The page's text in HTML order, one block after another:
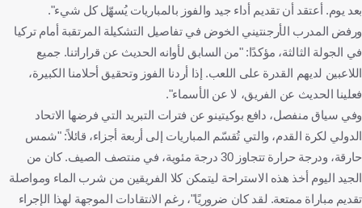
بعد يوم. أعتقد أن تقديم أداء جيد والفوز بالمباريات يُسهّل كل شيء".
ورفض المدرب الأرجنتيني الخوض في تفاصيل التشكيلة المرتقبة أمام تركيا
في الجولة الثالثة، مؤكدًا: "من السابق لأوانه الحديث عن قراراتنا. جميع
اللاعبين لديهم القدرة على اللعب. إذا أردنا الفوز وتحقيق أحلامنا الكبيرة،
فعلينا الحديث عن الفريق، لا عن الأسماء".
وفي سياق منفصل، دافع بوكيتينو عن فترات التبريد التي فرضها الاتحاد
الدولي لكرة القدم، والتي تُقسّم المباريات إلى أربعة أجزاء، قائلاً: "شمس
حارقة، ودرجة حرارة تتجاوز 30 درجة مئوية، في منتصف الصيف. كان من
الجيد اليوم أخذ هذه الاستراحة ليتمكن كلا الفريقين من شرب الماء ومواصلة
تقديم مباراة ممتعة. لقد كان ضروريًا"، رغم الانتقادات الموجهة لهذا الإجراء